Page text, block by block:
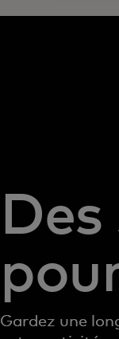
Gardez une